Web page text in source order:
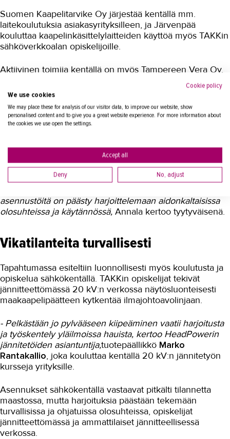
Suomen Kaapelitarvike Oy järjestää kentällä mm.
laitekoulutuksia asiakasyrityksilleen, ja Järvenpää
kouluttaa kaapelinkäsittelylaitteiden käyttöä myös TAKKin
sähköverkkoalan opiskelijoille.
Aktiivinen toimija kentällä on myös Tampereen Vera Oy,
jonka kanssa tehdään muutoinkin säännöllistä yhteistyötä.
Vera on ollut alusta asti mukana sekä suunnittelemassa
että rakentamassa sähkökenttää. Tiimipäällikkö
Annalanmukaan kyseessä on ainutlaatuinen
oppimisympäristö, joka valmistaa opiskelijat hyvin alan
- Olemme saaneet TAKKista hyviä työssäoppijoita ja
useampia heistä on pystytty palkkaamaan valmistumisen
jälkeen vakitöihin. Sähkökentällä oppinsa saaneet ovat
asennustöitä on päästy harjoittelemaan aidonkaltaisissa
olosuhteissa ja käytännössä, Annala kertoo tyytyväisenä.
Vikatilanteita turvallisesti
Tapahtumassa esiteltiin luonnollisesti myös koulutusta ja
opiskelua sähkökentällä. TAKKin opiskelijat tekivät
jännitteettömässä 20 kV:n verkossa näytösluonteisesti
maakaapelipäätteen kytkentää ilmajohtoavolinjaan.
- Pelkästään jo pylvääseen kiipeäminen vaatii harjoitusta
ja työskentely yläilmoissa hauista, kertoo HeadPowerin
jännitetöiden asiantuntija,tuotepäällikkö Marko
Rantakallio, joka kouluttaa kentällä 20 kV:n jännitetyön
kursseja yrityksille.
Asennukset sähkökentällä vastaavat pitkälti tilannetta
maastossa, mutta harjoituksia päästään tekemään
turvallisissa ja ohjatuissa olosuhteissa, opiskelijat
jännitteettömässä ja ammattilaiset jännitteellisessä
verkossa.
Cookie policy
We use cookies
We may place these for analysis of our visitor data, to improve our website, show
personalised content and to give you a great website experience. For more information about
the cookies we use open the settings.
Accept all
Deny No, adjust